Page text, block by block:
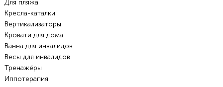
Для пляжа
Кресла-каталки
Вертикализаторы
Кровати для дома
Ванна для инвалидов
Весы для инвалидов
Тренажёры
Иппотерапия